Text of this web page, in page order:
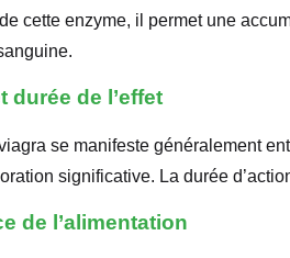
cette enzyme, il permet une
durée de l’effet
viagra se manifeste généralement
significative. La durée
de l’alimentation